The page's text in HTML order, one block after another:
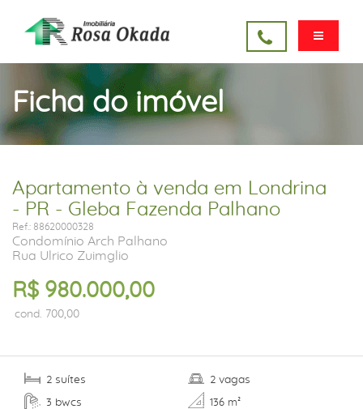
Ficha do imóvel
Apartamento à venda em Londrina
- PR - Gleba Fazenda Palhano
Ref.: 88620000328
Condomínio Arch Palhano
Rua Ulrico Zuimglio
R$ 980.000,00
cond. 700,00
2 suítes
3 bwcs
2 vagas
136 m²